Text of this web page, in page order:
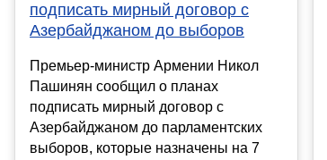
подписать мирный договор с
Азербайджаном до выборов
Премьер-министр Армении Никол
Пашинян сообщил о планах
подписать мирный договор с
Азербайджаном до парламентских
выборов, которые назначены на 7